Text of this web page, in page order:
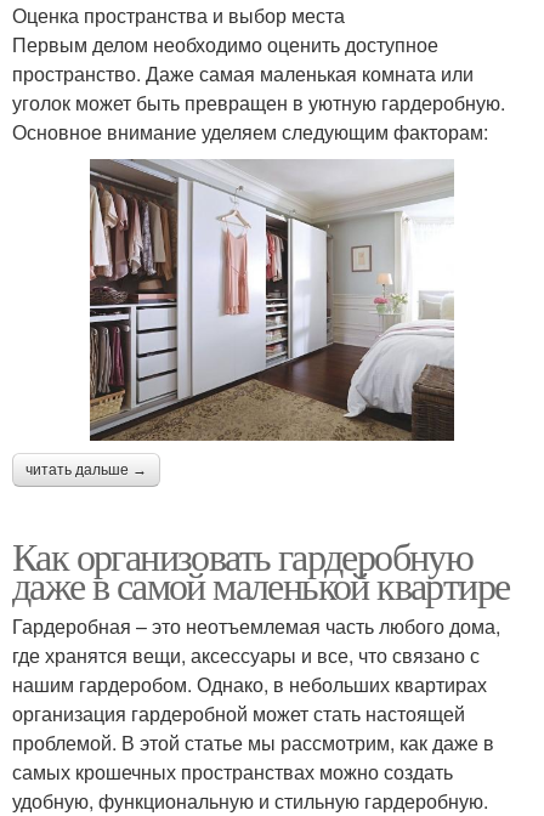
Оценка пространства и выбор места
Первым делом необходимо оценить доступное
пространство. Даже самая маленькая комната или
уголок может быть превращен в уютную гардеробную.
Основное внимание уделяем следующим факторам:
читать дальше →
Как организовать гардеробную
даже в самой маленькой квартире
Гардеробная – это неотъемлемая часть любого дома,
где хранятся вещи, аксессуары и все, что связано с
нашим гардеробом. Однако, в небольших квартирах
организация гардеробной может стать настоящей
проблемой. В этой статье мы рассмотрим, как даже в
самых крошечных пространствах можно создать
удобную, функциональную и стильную гардеробную.